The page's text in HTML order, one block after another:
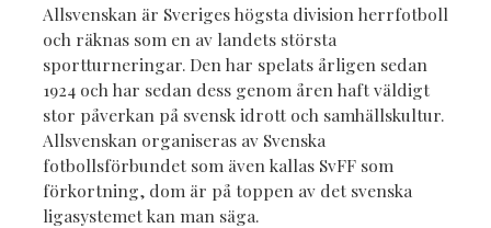
Allsvenskan är Sveriges högsta division herrfotboll
och räknas som en av landets största
sportturneringar. Den har spelats årligen sedan
1924 och har sedan dess genom åren haft väldigt
stor påverkan på svensk idrott och samhällskultur.
Allsvenskan organiseras av Svenska
fotbollsförbundet som även kallas SvFF som
förkortning, dom är på toppen av det svenska
ligasystemet kan man säga.